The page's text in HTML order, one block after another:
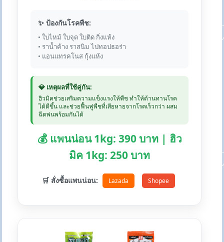
✨ ป้องกันโรคพืช:
• ใบไหม้ ใบจุด ใบติด กิ่งแห้ง
• ราน้ำค้าง ราสนิม ไปทอปธอร่า
• แอนแทรคโนส กุ้งแห้ง
💎 เหตุผลที่ใช้คู่กัน:
ฮิวมิคช่วยเสริมความแข็งแรงให้พืช ทำให้ต้านทานโรค
ได้ดีขึ้น และช่วยฟื้นฟูพืชที่เสียหายจากโรคเร็วกว่า ผสม
ฉีดพ่นพร้อมกันได้
💰 แพนน่อน 1kg: 390 บาท | ฮิว
มิค 1kg: 250 บาท
🛒 สั่งซื้อแพนน่อน: Lazada Shopee